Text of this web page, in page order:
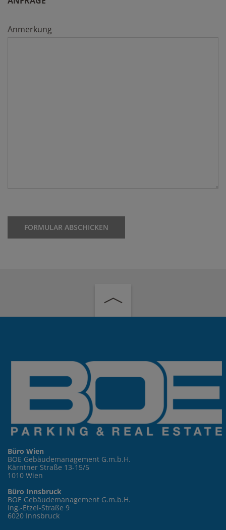
Anmerkung
Büro Wien
BOE Gebäudemanagement G.m.b.H.
Kärntner Straße 13-15/5
1010 Wien
Büro Innsbruck
BOE Gebäudemanagement G.m.b.H.
Ing.-Etzel-Straße 9
6020 Innsbruck